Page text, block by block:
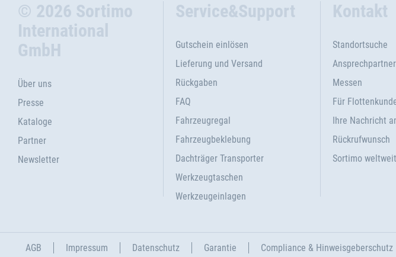
© 2026 Sortimo
International
GmbH
Über uns
Presse
Kataloge
Partner
Newsletter
Service&Support
Gutschein einlösen
Lieferung und Versand
Rückgaben
FAQ
Fahrzeugregal
Fahrzeugbeklebung
Dachträger Transporter
Werkzeugtaschen
Werkzeugeinlagen
Kontakt
Standortsuche
Messen
Für
Ihre Nachricht
Rückrufwunsch
Sortimo weltweit
AGB Impressum Datenschutz Garantie Compliance & Hinweisgeberschutz